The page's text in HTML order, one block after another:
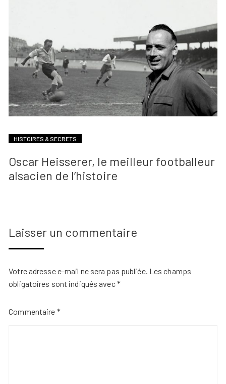
HISTOIRES & SECRETS
Oscar Heisserer, le meilleur footballeur
alsacien de l’histoire
Laisser un commentaire
Votre adresse e-mail ne sera pas publiée. Les champs
obligatoires sont indiqués avec*
Commentaire *